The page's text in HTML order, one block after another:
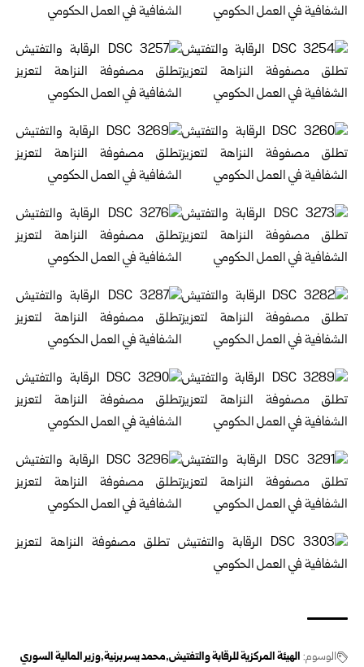
الوسوم: الهيئة المركزية للرقابة والتفتيش محمد يسر برنية وزير المالية السوري